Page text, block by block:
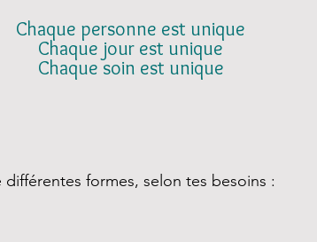
Chaque personne est unique
Chaque jour est unique
Chaque soin est unique
formes, selon tes besoins :